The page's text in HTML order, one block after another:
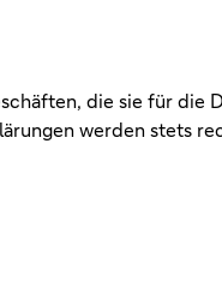
die sie für
werden stets